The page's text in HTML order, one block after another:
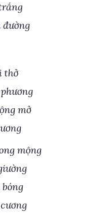
đường
thở
mở
mộng